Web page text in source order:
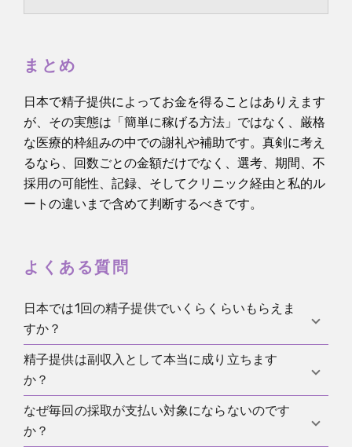
まとめ
日本で精子提供によってお金を得ることはありえます
が、その実態は「簡単に稼げる方法」ではなく、厳格
な医療的枠組みの中での謝礼や補助です。真剣に考え
るなら、回数ごとの金額だけでなく、選考、期間、不
採用の可能性、記録、そしてクリニック経由と私的ル
ートの違いまで含めて判断するべきです。
よくある質問
日本では1回の精子提供でいくらくらいもらえま
すか？
一律ではありませんが、実務上は数千円から1万円台
後半程度の謝礼が話題になることがあります。ただ
し、施設や選考条件、支払い方式によってかなり違
います。
精子提供は副収入として本当に成り立ちます
か？
条件が合えば成り立つ可能性はあります。特に施設
に通いやすく、継続して協力できる人には現実的な
なぜ毎回の採取が支払い対象にならないのです
か？